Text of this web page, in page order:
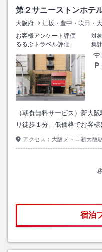
第２サニーストンホテ
大阪府 江坂・豊中・吹田・
お客様アンケート評価
対
るるぶトラベル評価
集
（朝食無料サービス）新大
り徒歩１分。低価格でお客
アクセス： 大阪メトロ新大阪
宿泊